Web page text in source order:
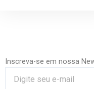
Inscreva-se em nossa